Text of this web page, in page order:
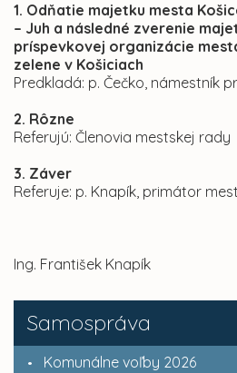
Samospráva
Komunálne voľby 2026
1. Odňatie majetku mesta
– Juh a následné zverenie
príspevkovej organizácie
zelene v Košiciach
Predkladá: p. Čečko, námestník
2. Rôzne
Referujú: Členovia mestskej rady
3. Záver
Referuje: p. Knapík, primátor
Ing. František Knapík